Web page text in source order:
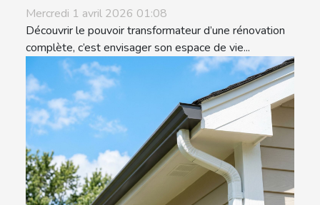
Mercredi 1 avril 2026 01:08
Découvrir le pouvoir transformateur d’une rénovation
complète, c’est envisager son espace de vie...